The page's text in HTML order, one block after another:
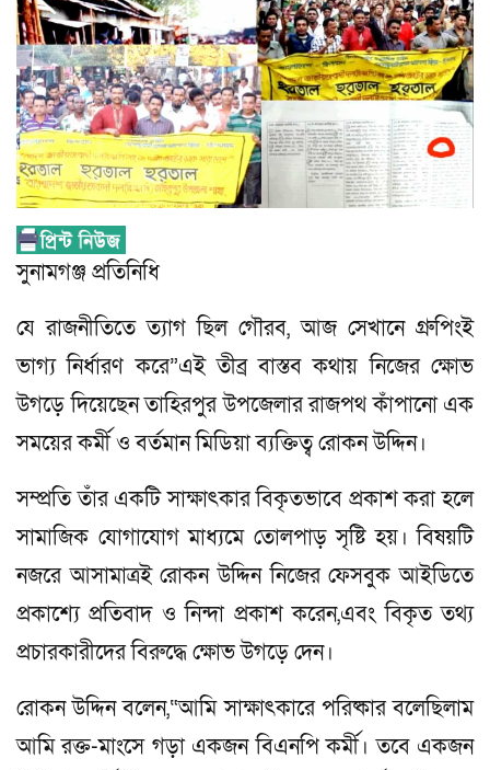
সুনামগঞ্জ প্রতিনিধি
যে রাজনীতিতে ত্যাগ ছিল গৌরব, আজ সেখানে গ্রুপিংই
ভাগ্য নির্ধারণ করে”এই তীব্র বাস্তব কথায় নিজের ক্ষোভ
উগড়ে দিয়েছেন তাহিরপুর উপজেলার রাজপথ কাঁপানো এক
সময়ের কর্মী ও বর্তমান মিডিয়া ব্যক্তিত্ব রোকন উদ্দিন।
সম্প্রতি তাঁর একটি সাক্ষাৎকার বিকৃতভাবে প্রকাশ করা হলে
সামাজিক যোগাযোগ মাধ্যমে তোলপাড় সৃষ্টি হয়। বিষয়টি
নজরে আসামাত্রই রোকন উদ্দিন নিজের ফেসবুক আইডিতে
প্রকাশ্যে প্রতিবাদ ও নিন্দা প্রকাশ করেন,এবং বিকৃত তথ্য
প্রচারকারীদের বিরুদ্ধে ক্ষোভ উগড়ে দেন।
রোকন উদ্দিন বলেন,“আমি সাক্ষাৎকারে পরিষ্কার বলেছিলাম
আমি রক্ত-মাংসে গড়া একজন বিএনপি কর্মী। তবে একজন